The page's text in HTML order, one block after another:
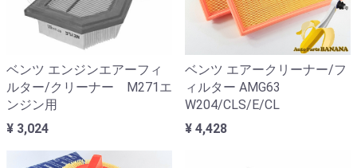
ベンツ エンジンエアーフィ
ルター/クリーナー M271エ
ンジン用
¥ 3,024
ベンツ エアークリーナー/フ
ィルター AMG63
W204/CLS/E/CL
¥ 4,428